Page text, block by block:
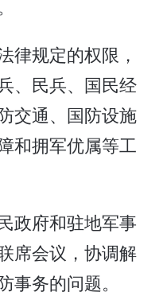
律规定的权限，
、民兵、国民经
交通、国防设施
和拥军优属等工
政府和驻地军事
席会议，协调解
事务的问题。